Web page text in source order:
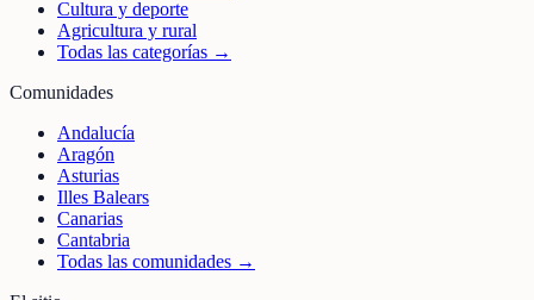
Cultura y deporte
Agricultura y rural
Todas las categorías →
Comunidades
Andalucía
Aragón
Asturias
Illes Balears
Canarias
Cantabria
Todas las comunidades →